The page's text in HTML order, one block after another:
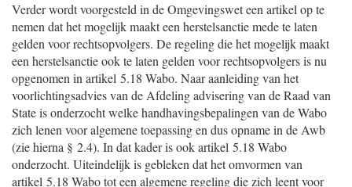
Verder wordt voorgesteld in de Omgevingswet een artikel op te
nemen dat het mogelijk maakt een herstelsanctie mede te laten
gelden voor rechtsopvolgers. De regeling die het mogelijk maakt
een herstelsanctie ook te laten gelden voor rechtsopvolgers is nu
opgenomen in artikel 5.18 Wabo. Naar aanleiding van het
voorlichtingsadvies van de Afdeling advisering van de Raad van
State is onderzocht welke handhavingsbepalingen van de Wabo
zich lenen voor algemene toepassing en dus opname in de Awb
(zie hierna § 2.4). In dat kader is ook artikel 5.18 Wabo
onderzocht. Uiteindelijk is gebleken dat het omvormen van
artikel 5.18 Wabo tot een algemene regeling die zich leent voor